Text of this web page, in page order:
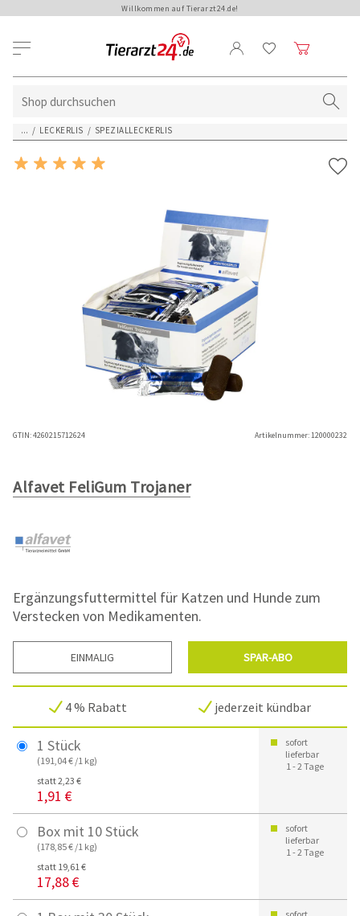
Willkommen auf Tierarzt24.de!
... / LECKERLIS / SPEZIALLECKERLIS
GTIN:4260215712624 Artikelnummer:120000232
Alfavet FeliGum Trojaner
Ergänzungsfuttermittel für Katzen und Hunde zum
Verstecken von Medikamenten.
EINMALIG SPAR-ABO
4 % Rabatt jederzeit kündbar
1 Stück
(191,04 € /1 kg)
statt 2,23 €
1,91 €
sofort
lieferbar
1 - 2 Tage
Box mit 10 Stück
(178,85 € /1 kg)
statt 19,61 €
17,88 €
sofort
lieferbar
1 - 2 Tage